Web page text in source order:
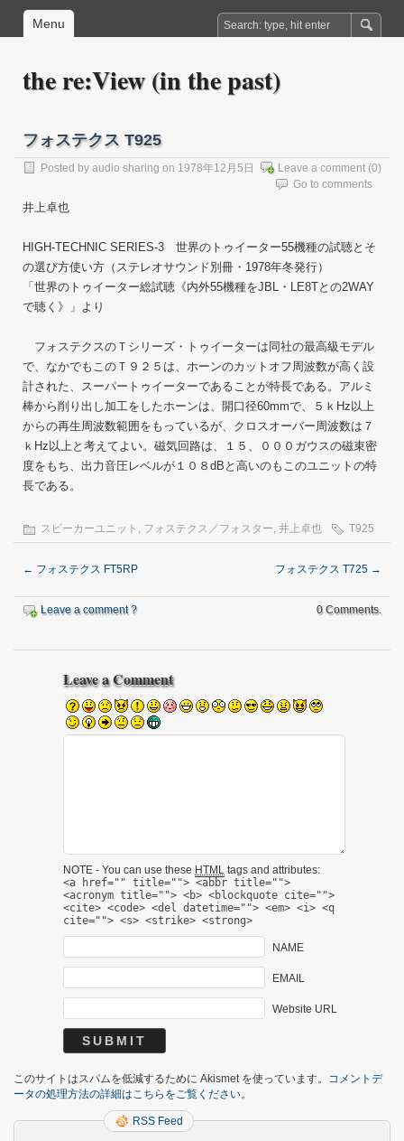
Menu
the re:View (in the past)
フォステクス T925
Posted by audio sharing on 1978年12月5日 Leave a comment (0)
Go to comments
井上卓也
HIGH-TECHNIC SERIES-3 世界のトゥイーター55機種の試聴とそ
の選び方使い方（ステレオサウンド別冊・1978年冬発行）
「世界のトゥイーター総試聴《内外55機種をJBL・LE8Tとの2WAY
で聴く》」より
フォステクスのＴシリーズ・トゥイーターは同社の最高級モデル
で、なかでもこのＴ９２５は、ホーンのカットオフ周波数が高く設
計された、スーパートゥイーターであることが特長である。アルミ
棒から削り出し加工をしたホーンは、開口径60mmで、５ｋHz以上
からの再生周波数範囲をもっているが、クロスオーバー周波数は７
ｋHz以上と考えてよい。磁気回路は、１５、０００ガウスの磁束密
度をもち、出力音圧レベルが１０８dBと高いのもこのユニットの特
長である。
スピーカーユニット , フォステクス／フォスター, 井上卓也 T925
← フォステクス FT5RP フォステクス T725 →
Leave a comment ? 0 Comments.
Leave a Comment
NOTE - You can use these HTML tags and attributes:
<a href="" title=""> <abbr title="">
<acronym title=""> <b> <blockquote cite="">
<cite> <code> <del datetime=""> <em> <i> <q
cite=""> <s> <strike> <strong>
NAME
EMAIL
Website URL
このサイトはスパムを低減するために Akismet を使っています。 コメントデ
ータの処理方法の詳細はこちらをご覧ください。
RSS Feed